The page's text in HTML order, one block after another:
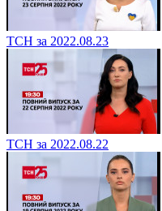
ТСН за 2022.08.23
ТСН за 2022.08.22